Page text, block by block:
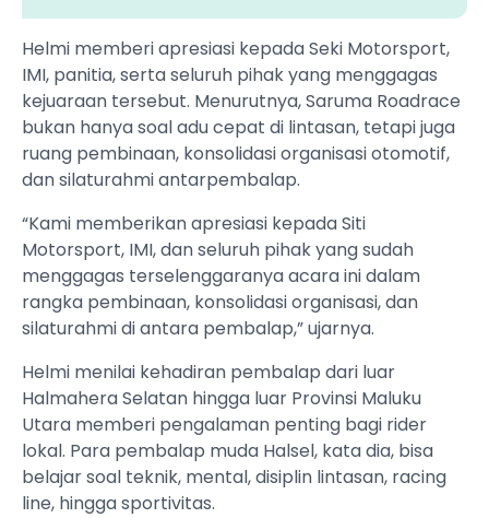
Helmi memberi apresiasi kepada Seki Motorsport,
IMI, panitia, serta seluruh pihak yang menggagas
kejuaraan tersebut. Menurutnya, Saruma Roadrace
bukan hanya soal adu cepat di lintasan, tetapi juga
ruang pembinaan, konsolidasi organisasi otomotif,
dan silaturahmi antarpembalap.
“Kami memberikan apresiasi kepada Siti
Motorsport, IMI, dan seluruh pihak yang sudah
menggagas terselenggaranya acara ini dalam
rangka pembinaan, konsolidasi organisasi, dan
silaturahmi di antara pembalap,” ujarnya.
Helmi menilai kehadiran pembalap dari luar
Halmahera Selatan hingga luar Provinsi Maluku
Utara memberi pengalaman penting bagi rider
lokal. Para pembalap muda Halsel, kata dia, bisa
belajar soal teknik, mental, disiplin lintasan, racing
line, hingga sportivitas.